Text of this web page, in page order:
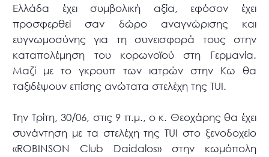
Ελλάδα έχει συμβολική αξία, εφόσον έχει
προσφερθεί σαν δώρο αναγνώρισης και
ευγνωμοσύνης για τη συνεισφορά τους στην
καταπολέμηση του κορωνοϊού στη Γερμανία.
Μαζί με το γκρουπ των ιατρών στην Κω θα
ταξιδέψουν επίσης ανώτατα στελέχη της TUI.
Την Τρίτη, 30/06, στις 9 π.μ., ο κ. Θεοχάρης θα έχει
συνάντηση με τα στελέχη της TUI στο ξενοδοχείο
«ROBINSON Club Daidalos» στην κωμόπολη